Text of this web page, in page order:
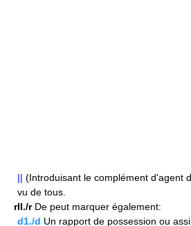
|| (Introduisant le complément d'agent
vu de tous.
rII./rDe peut marquer également:
d1./d Un rapport de possession ou